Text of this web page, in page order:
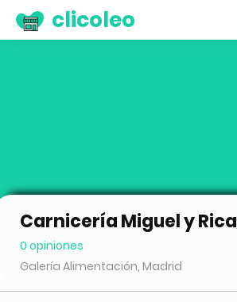
clicoleo
Carnicería Miguel y
0 opiniones
Galería Alimentación, Madrid